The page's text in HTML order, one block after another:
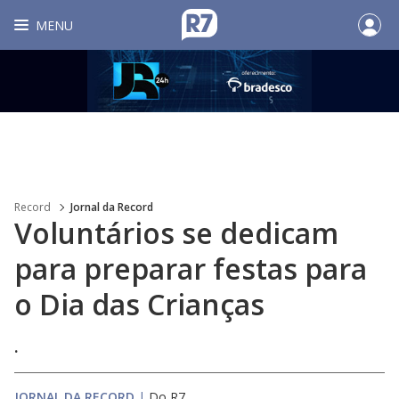
MENU
Record Jornal da Record
Voluntários se dedicam
para preparar festas para
o Dia das Crianças
.